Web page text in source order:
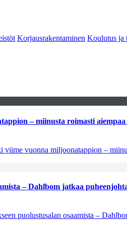
Korjausrakentaminen Koulutus ja
– miinusta roimasti aiempaa
vuonna miljoonatappion –
– Dahlbom jatkaa
puolustusalan osaamista –